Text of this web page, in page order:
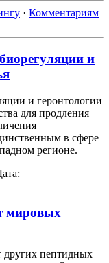
· Комментариям
и
и геронтологии
для продления
в сфере
регионе.
мировых
других пептидных